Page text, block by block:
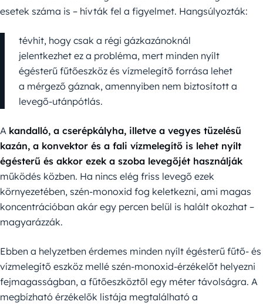
esetek száma is – hívták fel a figyelmet. Hangsúlyozták:
tévhit, hogy csak a régi gázkazánoknál
jelentkezhet ez a probléma, mert minden nyílt
égésterű fűtőeszköz és vízmelegítő forrása lehet
a mérgező gáznak, amennyiben nem biztosított a
levegő-utánpótlás.
A kandalló, a cserépkályha, illetve a vegyes tüzelésű
kazán, a konvektor és a fali vízmelegítő is lehet nyílt
égésterű és akkor ezek a szoba levegőjét használják
működés közben. Ha nincs elég friss levegő ezek
környezetében, szén-monoxid fog keletkezni, ami magas
koncentrációban akár egy percen belül is halált okozhat –
magyarázzák.
Ebben a helyzetben érdemes minden nyílt égésterű fűtő- és
vízmelegítő eszköz mellé szén-monoxid-érzékelőt helyezni
fejmagasságban, a fűtőeszköztől egy méter távolságra. A
megbízható érzékelők listája megtalálható a